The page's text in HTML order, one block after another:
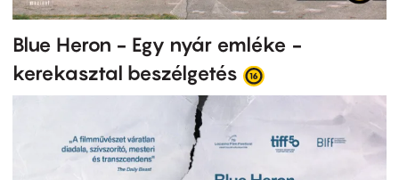
Blue Heron - Egy nyár emléke -
kerekasztal beszélgetés